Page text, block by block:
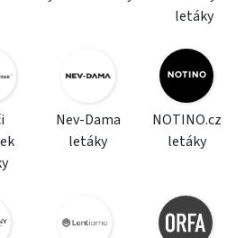
letáky
Nev-Dama
letáky
NOTINO.cz
letáky